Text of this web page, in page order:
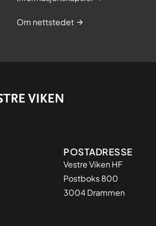
Om nettstedet
Adresse
POSTADRESSE
Vestre Viken HF
Postboks 800
3004 Drammen